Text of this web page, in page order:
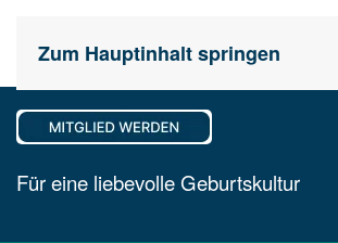
Zum Hauptinhalt springen
Für eine liebevolle Geburtskultur